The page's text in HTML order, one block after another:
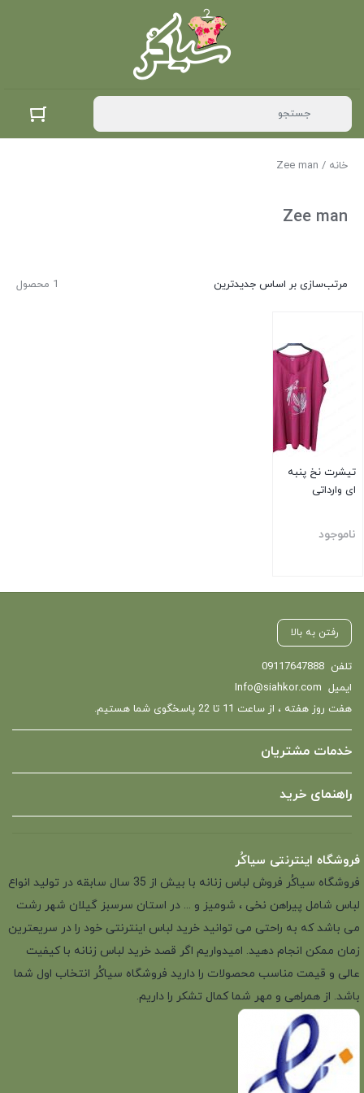
خانه / Zee man
Zee man
1 محصول مرتب‌سازی بر اساس جدیدترین
تیشرت نخ پنبه
ای وارداتی
ناموجود
رفتن به بالا
تلفن 09117647888
ایمیل Info@siahkor.com
هفت روز هفته ، از ساعت 11 تا 22 پاسخگوی شما هستیم.
خدمات مشتریان
راهنمای خرید
فروشگاه اینترنتی سیاکُر
فروشگاه سیاکُر فروش لباس زنانه با بیش از 35 سال سابقه در تولید انواع
لباس شامل پیراهن نخی ، شومیز و ... در استان سرسبز گیلان شهر رشت
می باشد که به راحتی می توانید خرید لباس اینترنتی خود را در سریعترین
زمان ممکن انجام دهید. امیدواریم اگر قصد خرید لباس زنانه با کیفیت
عالی و قیمت مناسب محصولات را دارید فروشگاه سیاکُر انتخاب اول شما
باشد. از همراهی و مهر شما کمال تشکر را داریم.